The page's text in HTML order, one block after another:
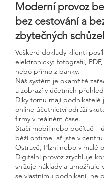
Moderní provoz
bez cestování a
zbytečných
Veškeré doklady klienti
elektronicky: fotografií,
nebo přímo z banky.
Náš systém je okamžitě
a zobrazí v účetních
Díky tomu mají podnikatelé
online účetnictví odráží
firmy v reálném čase.
Stačí mobil nebo počítač –
běží ontime, ať jste v centru
Ostravě, Plzni nebo v malé
Digitální provoz zrychluje
snižuje náklady a umožňuje
se vlastnímu podnikání, ne